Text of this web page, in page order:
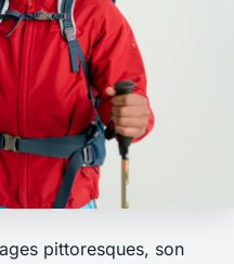
pittoresques, son